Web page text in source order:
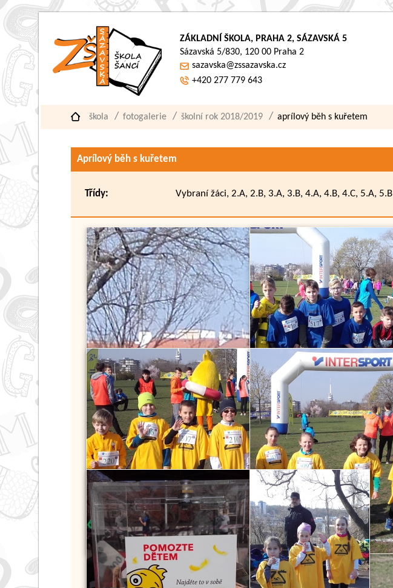
ZÁKLADNÍ ŠKOLA, PRAHA 2, SÁZAVSKÁ 5
Sázavská 5/830, 120 00 Praha 2
sazavska@zssazavska.cz
+420 277 779 643
škola fotogalerie školní rok 2018/2019 aprílový běh s kuřetem
Aprílový běh s kuřetem
Třídy: Vybraní žáci, 2.A, 2.B, 3.A, 3.B, 4.A, 4.B, 4.C, 5.A, 5.B